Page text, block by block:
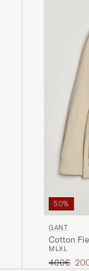
50%
GANT
Cotton
M LXL
Regulärer
400€